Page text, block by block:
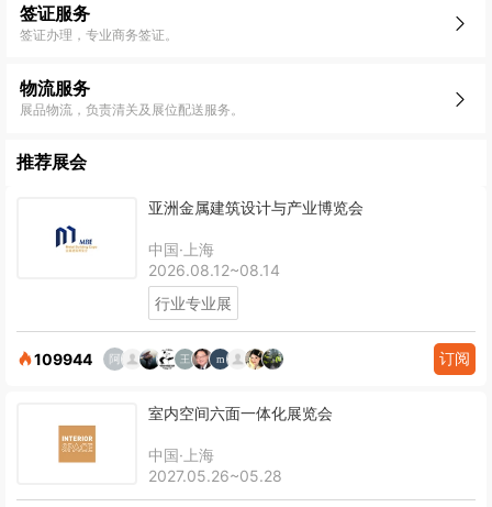
签证服务
签证办理，专业商务签证。
物流服务
展品物流，负责清关及展位配送服务。
推荐展会
亚洲金属建筑设计与产业博览会
中国·上海
2026.08.12~08.14
行业专业展
109944 订阅
室内空间六面一体化展览会
中国·上海
2027.05.26~05.28